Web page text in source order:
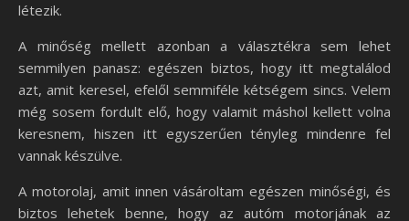
létezik.
A minőség mellett azonban a választékra sem lehet
semmilyen panasz: egészen biztos, hogy itt megtalálod
azt, amit keresel, efelől semmiféle kétségem sincs. Velem
még sosem fordult elő, hogy valamit máshol kellett volna
keresnem, hiszen itt egyszerűen tényleg mindenre fel
vannak készülve.
A motorolaj, amit innen vásároltam egészen minőségi, és
biztos lehetek benne, hogy az autóm motorjának az